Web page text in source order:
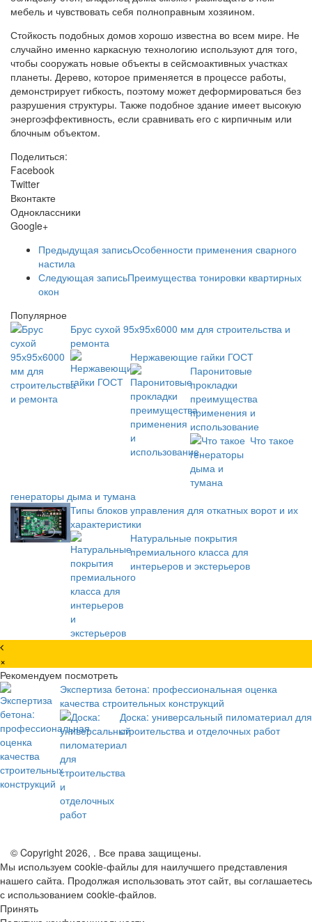
мебель и чувствовать себя полноправным хозяином.
Стойкость подобных домов хорошо известна во всем мире. Не
случайно именно каркасную технологию используют для того,
чтобы сооружать новые объекты в сейсмоактивных участках
планеты. Дерево, которое применяется в процессе работы,
демонстрирует гибкость, поэтому может деформироваться без
разрушения структуры. Также подобное здание имеет высокую
энергоэффективность, если сравнивать его с кирпичным или
блочным объектом.
Поделиться:
Facebook
Twitter
Вконтакте
Одноклассники
Google+
Предыдущая записьОсобенности применения сварного
настила
Следующая записьПреимущества тонировки квартирных
окон
Популярное
Брус сухой 95х95х6000 мм для строительства и
ремонта
Нержавеющие гайки ГОСТ
Паронитовые
прокладки
преимущества
применения и
использование
Что такое
генераторы дыма и тумана
Типы блоков управления для откатных ворот и их
характеристики
Натуральные покрытия
премиального класса для
интерьеров и экстерьеров
×
Рекомендуем посмотреть
Экспертиза бетона: профессиональная оценка
качества строительных конструкций
Доска: универсальный пиломатериал для
строительства и отделочных работ
© Copyright 2026, . Все права защищены.
Мы используем cookie-файлы для наилучшего представления
нашего сайта. Продолжая использовать этот сайт, вы соглашаетесь
с использованием cookie-файлов.
Принять